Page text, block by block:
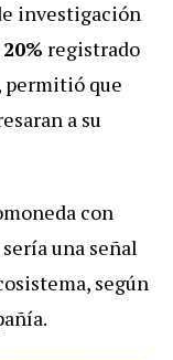
investigación
20% registrado
permitió que
a su
con
una señal
según